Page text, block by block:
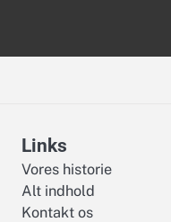
Links
Vores historie
Alt indhold
Kontakt os